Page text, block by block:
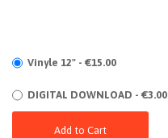
Vinyle 12" - €15.00
DIGITAL DOWNLOAD - €3.00
Add to Cart